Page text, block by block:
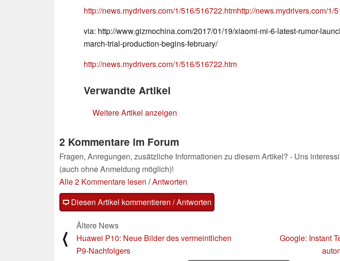
http://news.mydrivers.com/1/516/516722.htmhttp://news.mydrivers.com/1/
via: http://www.gizmochina.com/2017/01/19/xiaomi-mi-6-latest-rumor-
march-trial-production-begins-february/
http://news.mydrivers.com/1/516/516722.htm
Verwandte Artikel
Weitere Artikel anzeigen
2 Kommentare im Forum
Fragen, Anregungen, zusätzliche Informationen zu diesem Artikel? - Uns
(auch ohne Anmeldung möglich)!
Alle 2 Kommentare lesen /Antworten
Diesen Artikel kommentieren / Antworten
⟨
Ältere News
Huawei P10: Neue Bilder des vermeintlichen
P9-Nachfolgers
Google: Instant